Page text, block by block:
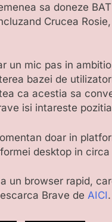
sa doneze
Crucea
un mic pas in
bazei de
ca acestia sa
isi intareste
doar in
desktop in
un browser rapid,
Brave de AICI.